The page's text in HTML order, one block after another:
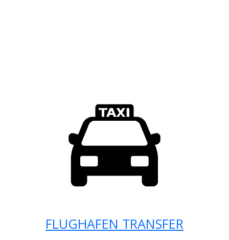
FLUGHAFEN TRANSFER